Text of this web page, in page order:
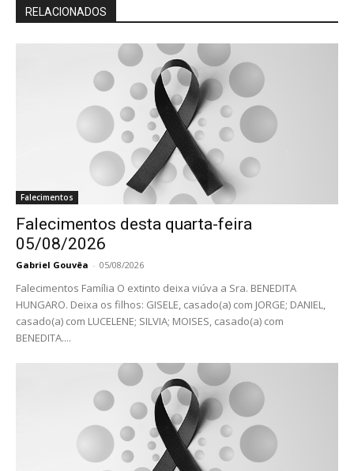
RELACIONADOS
Falecimentos
Falecimentos desta quarta-feira
05/08/2026
Gabriel Gouvêa - 05/08/2026
Falecimentos Família O extinto deixa viúva a Sra. BENEDITA
HUNGARO. Deixa os filhos: GISELE, casado(a) com JORGE; DANIEL,
casado(a) com LUCELENE; SILVIA; MOISES, casado(a) com
BENEDITA....